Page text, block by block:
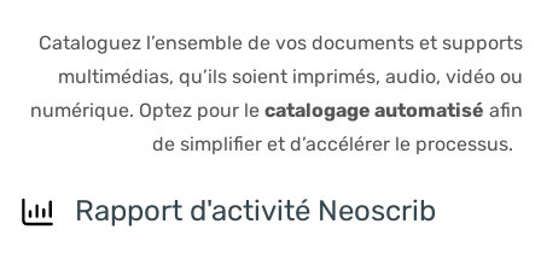
Cataloguez l’ensemble de vos documents et supports
multimédias, qu’ils soient imprimés, audio, vidéo ou
numérique. Optez pour le catalogage automatisé afin
de simplifier et d’accélérer le processus.
Rapport d'activité Neoscrib